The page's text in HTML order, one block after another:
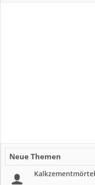
Neue Themen